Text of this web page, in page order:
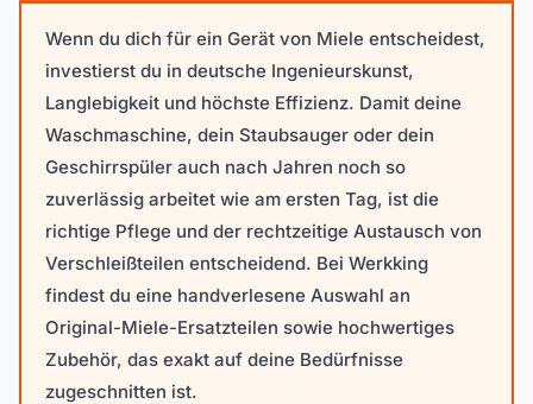
Wenn du dich für ein Gerät von Miele entscheidest,
investierst du in deutsche Ingenieurskunst,
Langlebigkeit und höchste Effizienz. Damit deine
Waschmaschine, dein Staubsauger oder dein
Geschirrspüler auch nach Jahren noch so
zuverlässig arbeitet wie am ersten Tag, ist die
richtige Pflege und der rechtzeitige Austausch von
Verschleißteilen entscheidend. Bei Werkking
findest du eine handverlesene Auswahl an
Original-Miele-Ersatzteilen sowie hochwertiges
Zubehör, das exakt auf deine Bedürfnisse
zugeschnitten ist.